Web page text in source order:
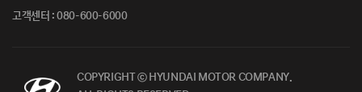
고객센터 : 080-600-6000
COPYRIGHT ⓒ HYUNDAI MOTOR COMPANY.